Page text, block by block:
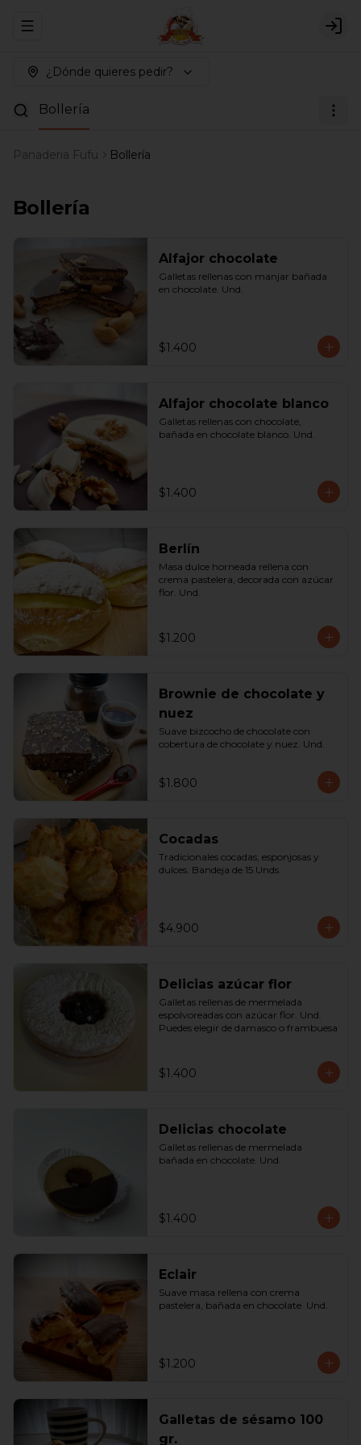
Abrir menu de navegación
¿Dónde quieres pedir?
Bollería
Panaderia Fufu Bollería
Bollería
Alfajor chocolate
Galletas rellenas con manjar bañada
en chocolate. Und.
$1.400
Alfajor chocolate blanco
Galletas rellenas con chocolate,
bañada en chocolate blanco. Und.
$1.400
Berlín
Masa dulce horneada rellena con
crema pastelera, decorada con azúcar
flor. Und.
$1.200
Brownie de chocolate y
nuez
Suave bizcocho de chocolate con
cobertura de chocolate y nuez. Und.
$1.800
Cocadas
Tradicionales cocadas, esponjosas y
dulces. Bandeja de 15 Unds.
$4.900
Delicias azúcar flor
Galletas rellenas de mermelada
espolvoreadas con azúcar flor. Und.
Puedes elegir de damasco o frambuesa
$1.400
Delicias chocolate
Galletas rellenas de mermelada
bañada en chocolate. Und.
$1.400
Eclair
Suave masa rellena con crema
pastelera, bañada en chocolate  Und.
$1.200
Galletas de sésamo 100
gr.